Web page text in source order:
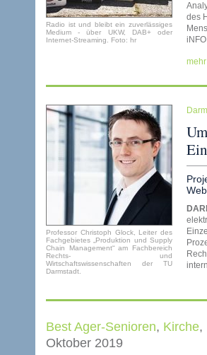
Radio ist und bleibt ein zuverlässiges
Medium - über UKW, DAB+ oder
Internet-Streaming. Foto: hr
des
Professor Christoph Glock, Leiter des
Fachgebietes „Produktion und Supply
Chain Management“ am Fachbereich
Rechts- und
Wirtschaftswissenschaften der TU
Darmstadt.
Best Ager-Senioren, Kirche,
Oktober 2019